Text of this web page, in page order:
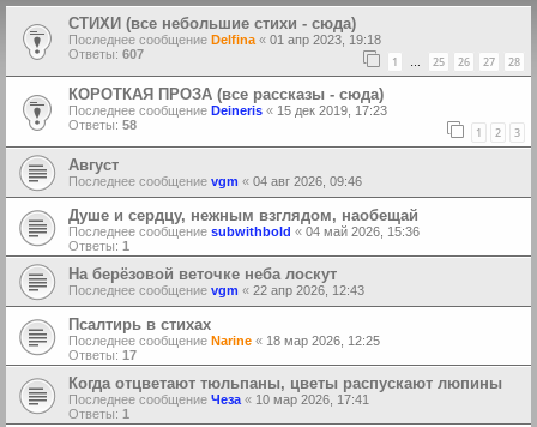
СТИХИ (все небольшие стихи - сюда)
Последнее сообщение Delfina « 01 апр 2023, 19:18
Ответы: 607 1 … 25 26 27 28
КОРОТКАЯ ПРОЗА (все рассказы - сюда)
Последнее сообщение Deineris « 15 дек 2019, 17:23
Ответы: 58 1 2 3
Август
Последнее сообщение vgm « 04 авг 2026, 09:46
Душе и сердцу, нежным взглядом, наобещай
Последнее сообщение subwithbold « 04 май 2026, 15:36
Ответы: 1
На берёзовой веточке неба лоскут
Последнее сообщение vgm « 22 апр 2026, 12:43
Псалтирь в стихах
Последнее сообщение Narine « 18 мар 2026, 12:25
Ответы: 17
Когда отцветают тюльпаны, цветы распускают люпины
Последнее сообщение Чеза « 10 мар 2026, 17:41
Ответы: 1